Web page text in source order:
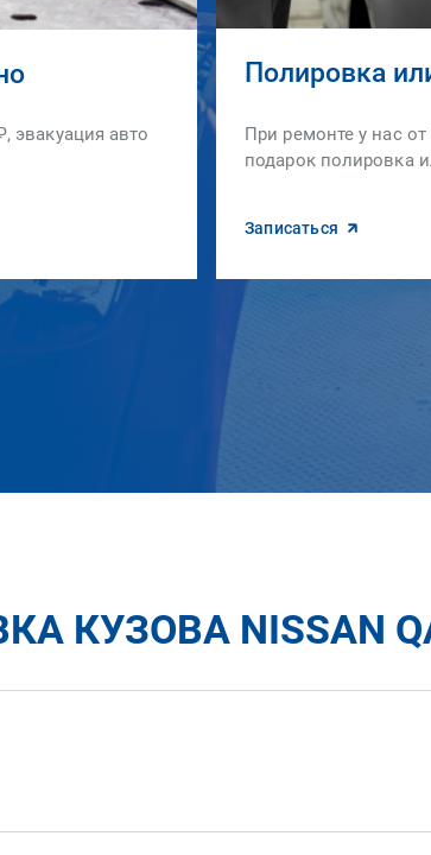
эвакуация авто
Полировка
При ремонте у нас
подарок полировка
Записаться
КУЗОВА NISSAN